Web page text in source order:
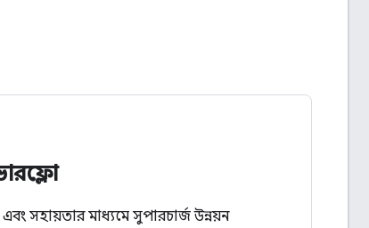
সহায়তার মাধ্যমে সুপারচার্জ উন্নয়ন